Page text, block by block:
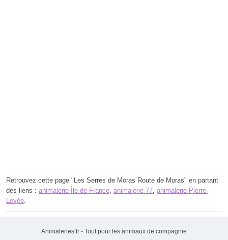
Retrouvez cette page "Les Serres de Moras Route de Moras" en partant
des liens : animalerie Île-de-France, animalerie 77, animalerie Pierre-
Levée.
Animaleries.fr - Tout pour les animaux de compagnie